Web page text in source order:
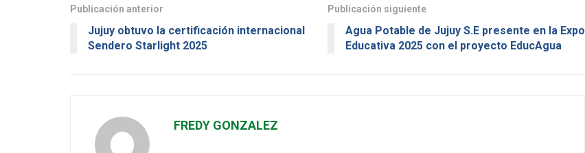
Publicación anterior
Jujuy obtuvo la certificación internacional
Sendero Starlight 2025
Publicación siguiente
Agua Potable de Jujuy S.E presente en la Expo
Educativa 2025 con el proyecto EducAgua
FREDY GONZALEZ